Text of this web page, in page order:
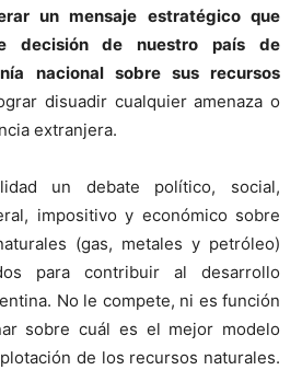
un mensaje estratégico que
decisión de nuestro país de
nacional sobre sus recursos
disuadir cualquier amenaza o
extranjera.
un debate político, social,
impositivo y económico sobre
(gas, metales y petróleo)
para contribuir al desarrollo
No le compete, ni es función
sobre cuál es el mejor modelo
de los recursos naturales.